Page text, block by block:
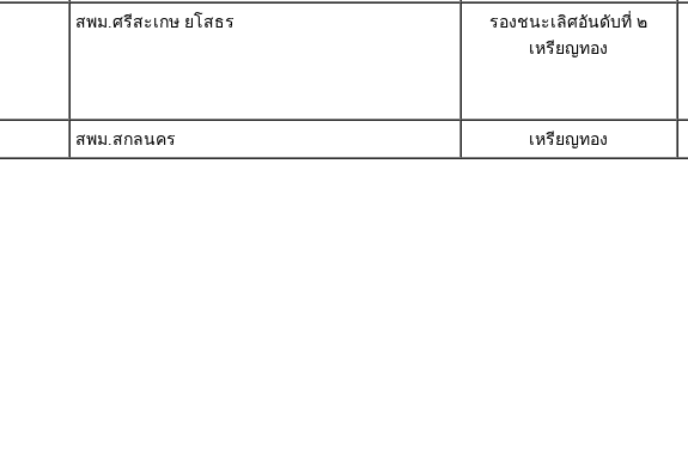
สพม.ศรีสะเกษ ยโสธร
รองชนะเลิศอันดับที่ ๒
เหรียญทอง
สพม.สกลนคร เหรียญทอง